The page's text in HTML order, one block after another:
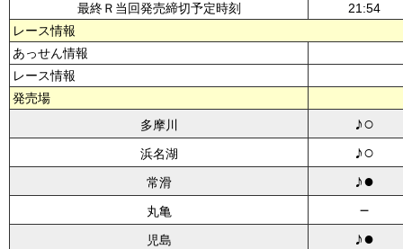
最終Ｒ当回発売締切予定時刻
21:54
レース情報
あっせん情報
レース情報
発売場
多摩川
♪○
浜名湖 ♪○
常滑 ♪●
丸亀 －
児島 ♪●